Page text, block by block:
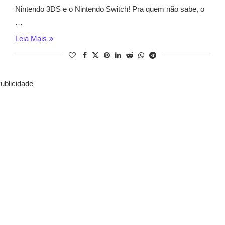
Nintendo 3DS e o Nintendo Switch! Pra quem não sabe, o
…
Leia Mais